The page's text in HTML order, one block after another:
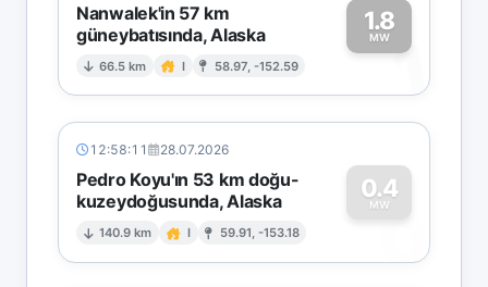
Nanwalek'in 57 km
güneybatısında, Alaska
66.5 km I 58.97, -152.59
1.8
MW1
12:58:11 28.07.2026
Pedro Koyu'ın 53 km doğu-
kuzeydoğusunda, Alaska
140.9 km I 59.91, -153.18
0.4
MW
0